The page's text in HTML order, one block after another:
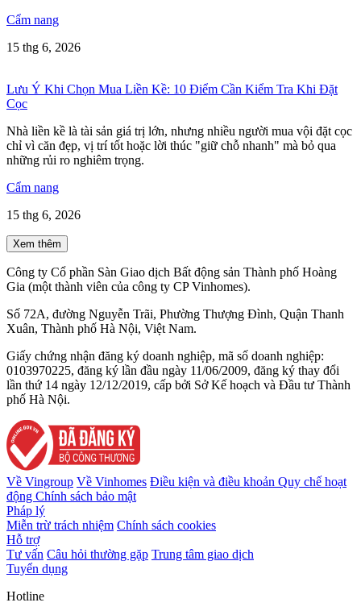
Cẩm nang
15 thg 6, 2026
Lưu Ý Khi Chọn Mua Liền Kề: 10 Điểm Cần Kiểm Tra Khi Đặt
Cọc
Nhà liền kề là tài sản giá trị lớn, nhưng nhiều người mua vội đặt cọc
chỉ vì căn đẹp, vị trí tốt hoặc lời thúc "giữ chỗ nhanh" mà bỏ qua
những rủi ro nghiêm trọng.
Cẩm nang
15 thg 6, 2026
Xem thêm
Công ty Cổ phần Sàn Giao dịch Bất động sản Thành phố Hoàng
Gia (một thành viên của công ty CP Vinhomes).
Số 72A, đường Nguyễn Trãi, Phường Thượng Đình, Quận Thanh
Xuân, Thành phố Hà Nội, Việt Nam.
Giấy chứng nhận đăng ký doanh nghiệp, mã số doanh nghiệp:
0103970225, đăng ký lần đầu ngày 11/06/2009, đăng ký thay đổi
lần thứ 14 ngày 12/12/2019, cấp bởi Sở Kế hoạch và Đầu tư Thành
phố Hà Nội.
Về Vingroup Về Vinhomes Điều kiện và điều khoản Quy chế hoạt
động Chính sách bảo mật
Pháp lý
Miễn trừ trách nhiệm Chính sách cookies
Hỗ trợ
Tư vấn Câu hỏi thường gặp Trung tâm giao dịch
Tuyển dụng
Hotline